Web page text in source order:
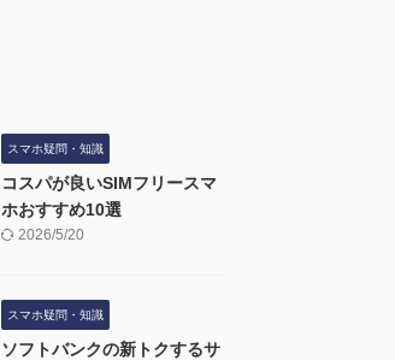
スマホ疑問・知識
コスパが良いSIMフリースマ
ホおすすめ10選
2026/5/20
スマホ疑問・知識
ソフトバンクの新トクするサ